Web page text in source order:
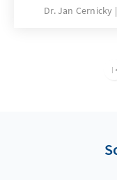
Kürzung von
adressiert,
aber
kurzfristig
Dr. Jan Cernicky